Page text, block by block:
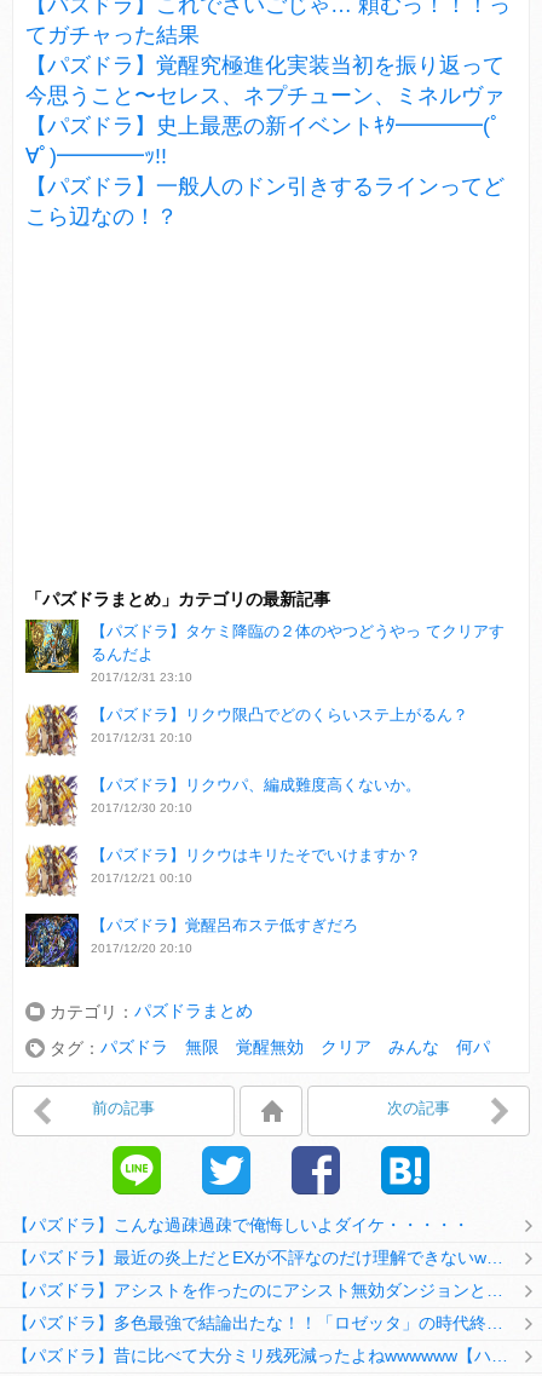
【パズドラ】これでさいごじゃ… 頼むっ！！！っ
てガチャった結果
【パズドラ】覚醒究極進化実装当初を振り返って
今思うこと〜セレス、ネプチューン、ミネルヴァ
【パズドラ】史上最悪の新イベントｷﾀ━━━━(ﾟ
∀ﾟ)━━━━ｯ!!
【パズドラ】一般人のドン引きするラインってど
こら辺なの！？
「パズドラまとめ」カテゴリの最新記事
【パズドラ】タケミ降臨の２体のやつどうやっ てクリアす
るんだよ
2017/12/31 23:10
【パズドラ】リクウ限凸でどのくらいステ上がるん？
2017/12/31 20:10
【パズドラ】リクウパ、編成難度高くないか。
2017/12/30 20:10
【パズドラ】リクウはキリたそでいけますか？
2017/12/21 00:10
【パズドラ】覚醒呂布ステ低すぎだろ
2017/12/20 20:10
カテゴリ： パズドラまとめ
タグ： パズドラ 無限 覚醒無効 クリア みんな 何パ
前の記事 次の記事
【パズドラ】こんな過疎過疎で俺悔しいよダイケ・・・・・